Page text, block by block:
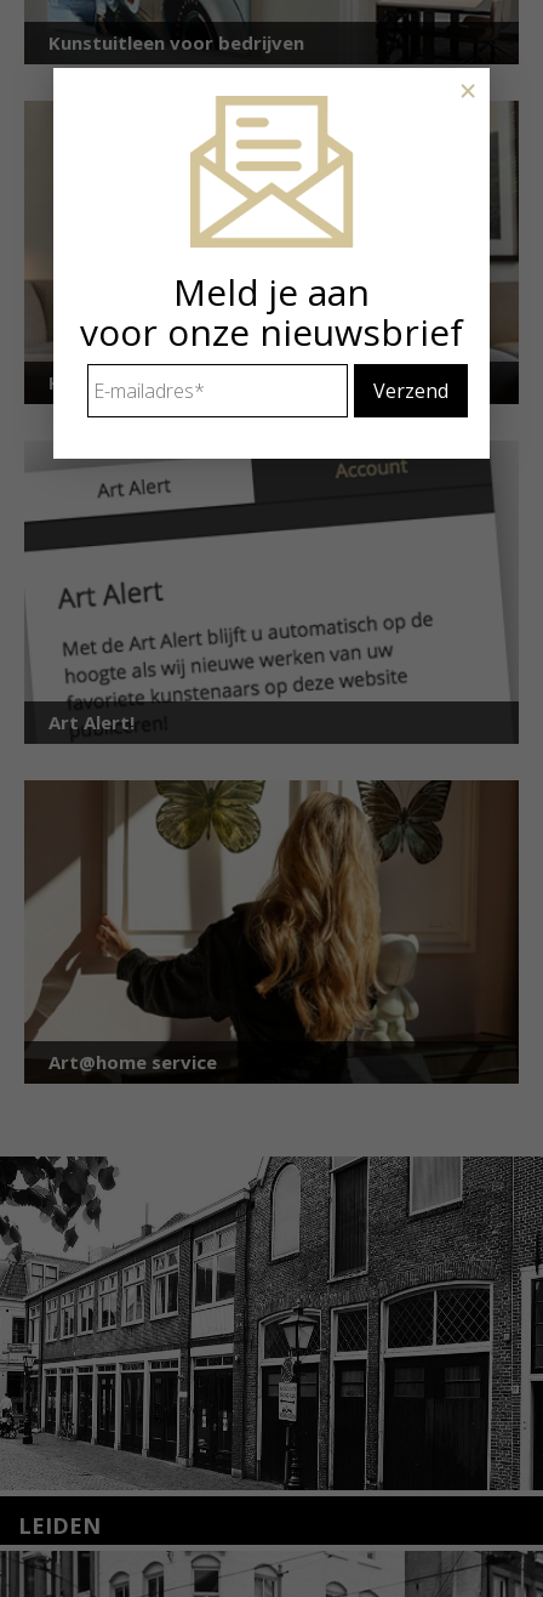
Kunstuitleen voor bedrijven
Kunstuitleen voor particulieren
Art Alert!
Art@home service
LEIDEN
Nieuwstraat 35
2312 KA Leiden
Meld je aan
voor onze nieuwsbrief
mailadres *
×